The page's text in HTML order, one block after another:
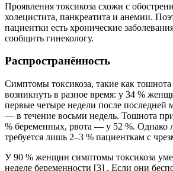
Проявления токсикоза схожи с
холецистита, панкреатита и анемии.
пациентки есть хронические
сообщить гинекологу.
Распространённость
Симптомы токсикоза, такие как тошнота
возникнуть в разное время: у 34 %
первые четыре недели после последней
— в течение восьми недель. Тошнота
% беременных, рвота — у 52 %. Однако
требуется лишь 2–3 % пациенткам с
У 90 % женщин симптомы токсикоза
неделе беременности [3] . Если они